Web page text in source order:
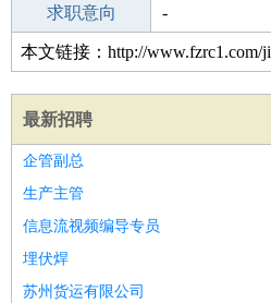
外语水平
求职意向 -
本文链接：http://www.fzrc1.com/
最新招聘
企管副总
生产主管
信息流视频编导专员
埋伏焊
苏州货运有限公司